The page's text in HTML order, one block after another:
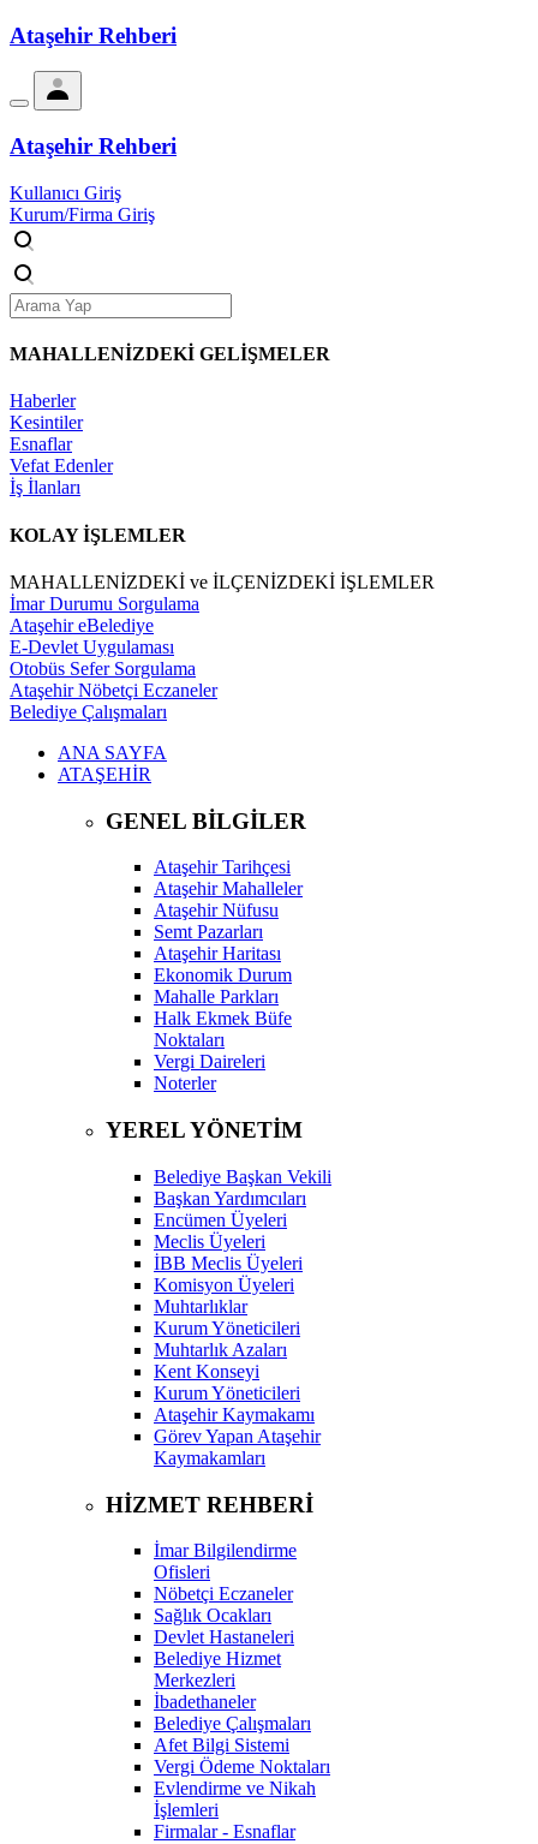
Ataşehir Rehberi
Ataşehir Rehberi
Kullanıcı Giriş
Kurum/Firma Giriş
MAHALLENİZDEKİ GELİŞMELER
Haberler
Kesintiler
Esnaflar
Vefat Edenler
İş İlanları
KOLAY İŞLEMLER
MAHALLENİZDEKİ ve İLÇENİZDEKİ İŞLEMLER
İmar Durumu Sorgulama
Ataşehir eBelediye
E-Devlet Uygulaması
Otobüs Sefer Sorgulama
Ataşehir Nöbetçi Eczaneler
Belediye Çalışmaları
ANA SAYFA
ATAŞEHİR
GENEL BİLGİLER
Ataşehir Tarihçesi
Ataşehir Mahalleler
Ataşehir Nüfusu
Semt Pazarları
Ataşehir Haritası
Ekonomik Durum
Mahalle Parkları
Halk Ekmek Büfe
Noktaları
Vergi Daireleri
Noterler
YEREL YÖNETİM
Belediye Başkan Vekili
Başkan Yardımcıları
Encümen Üyeleri
Meclis Üyeleri
İBB Meclis Üyeleri
Komisyon Üyeleri
Muhtarlıklar
Kurum Yöneticileri
Muhtarlık Azaları
Kent Konseyi
Kurum Yöneticileri
Ataşehir Kaymakamı
Görev Yapan Ataşehir
Kaymakamları
HİZMET REHBERİ
İmar Bilgilendirme
Ofisleri
Nöbetçi Eczaneler
Sağlık Ocakları
Devlet Hastaneleri
Belediye Hizmet
Merkezleri
İbadethaneler
Belediye Çalışmaları
Afet Bilgi Sistemi
Vergi Ödeme Noktaları
Evlendirme ve Nikah
İşlemleri
Firmalar - Esnaflar